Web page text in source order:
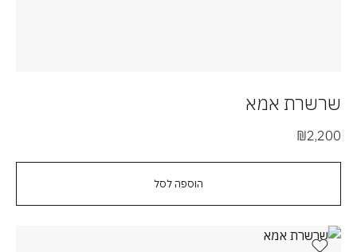
הוספה לסל
שרשרת אמא
₪2,200